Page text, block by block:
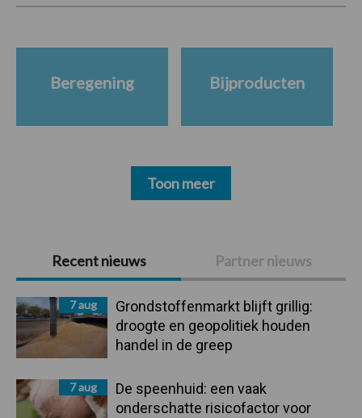
Primaire
Sidebar
Recent nieuws Partner nieuws
7 aug
Grondstoffenmarkt blijft grillig:
droogte en geopolitiek houden
handel in de greep
7 aug
De speenhuid: een vaak
onderschatte risicofactor voor
Beregening Bijproducten
Toon meer